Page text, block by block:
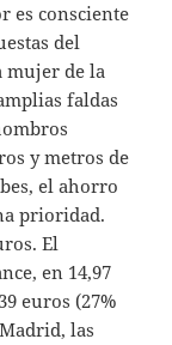
es consciente
del
mujer de la
faldas
y metros de
el ahorro
prioridad.
El
en 14,97
euros (27%
las